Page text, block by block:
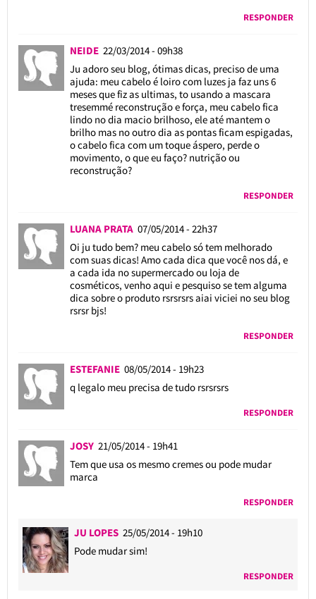
RESPONDER
NEIDE 22/03/2014 - 09h38
Ju adoro seu blog, ótimas dicas, preciso de uma
ajuda: meu cabelo é loiro com luzes ja faz uns 6
meses que fiz as ultimas, to usando a mascara
tresemmé reconstrução e força, meu cabelo fica
lindo no dia macio brilhoso, ele até mantem o
brilho mas no outro dia as pontas ficam espigadas,
o cabelo fica com um toque áspero, perde o
movimento, o que eu faço? nutrição ou
reconstrução?
RESPONDER
LUANA PRATA 07/05/2014 - 22h37
Oi ju tudo bem? meu cabelo só tem melhorado
com suas dicas! Amo cada dica que você nos dá, e
a cada ida no supermercado ou loja de
cosméticos, venho aqui e pesquiso se tem alguma
dica sobre o produto rsrsrsrs aiai viciei no seu blog
rsrsr bjs!
RESPONDER
ESTEFANIE 08/05/2014 - 19h23
q legalo meu precisa de tudo rsrsrsrs
RESPONDER
JOSY 21/05/2014 - 19h41
Tem que usa os mesmo cremes ou pode mudar
marca
RESPONDER
JU LOPES 25/05/2014 - 19h10
Pode mudar sim!
RESPONDER